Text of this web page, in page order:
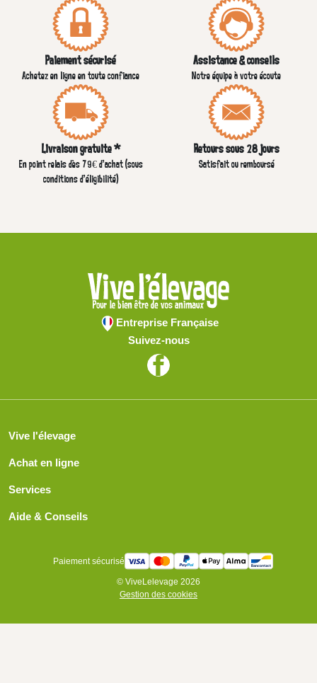
Paiement sécurisé
Achetez en ligne en toute confiance
Assistance & conseils
Notre équipe à votre écoute
Livraison gratuite *
En point relais dès 79€ d’achat (sous
conditions d'éligibilité)
Retours sous 28 jours
Satisfait ou remboursé
Entreprise Française
Suivez-nous
Vive l'élevage
Achat en ligne
Services
Aide & Conseils
Paiement sécurisé
© ViveLelevage 2026
Gestion des cookies